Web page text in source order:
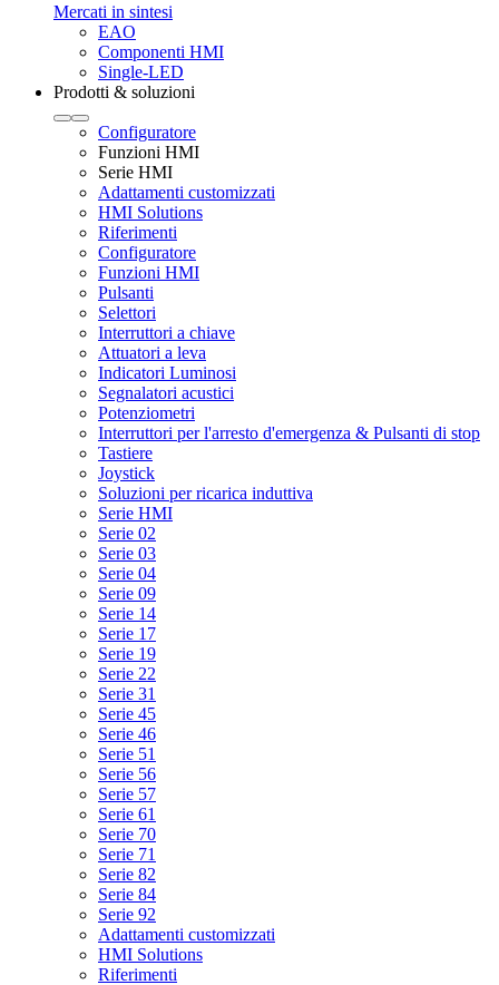
Mercati in sintesi
EAO
Componenti HMI
Single-LED
Prodotti & soluzioni
Configuratore
Funzioni HMI
Serie HMI
Adattamenti customizzati
HMI Solutions
Riferimenti
Configuratore
Funzioni HMI
Pulsanti
Selettori
Interruttori a chiave
Attuatori a leva
Indicatori Luminosi
Segnalatori acustici
Potenziometri
Interruttori per l'arresto d'emergenza & Pulsanti di stop
Tastiere
Joystick
Soluzioni per ricarica induttiva
Serie HMI
Serie 02
Serie 03
Serie 04
Serie 09
Serie 14
Serie 17
Serie 19
Serie 22
Serie 31
Serie 45
Serie 46
Serie 51
Serie 56
Serie 57
Serie 61
Serie 70
Serie 71
Serie 82
Serie 84
Serie 92
Adattamenti customizzati
HMI Solutions
Riferimenti